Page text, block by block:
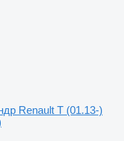
Renault T (01.13-)